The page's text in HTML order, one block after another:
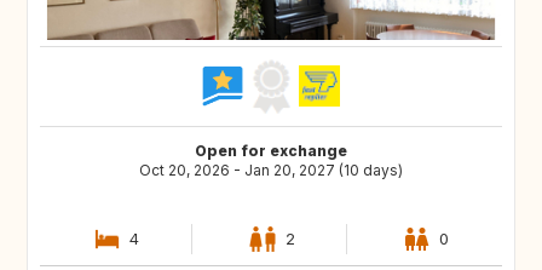
Open for exchange
Oct 20, 2026 - Jan 20, 2027 (10 days)
4 2 0